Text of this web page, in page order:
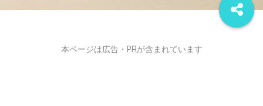
本ページは広告・PRが含まれています